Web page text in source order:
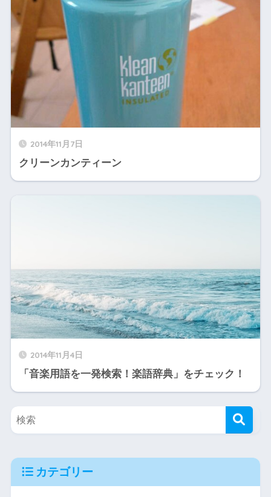
2014年11月7日
クリーンカンティーン
2014年11月4日
「音楽用語を一発検索！楽語辞典」をチェック！
カテゴリー